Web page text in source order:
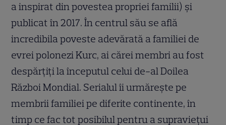
a inspirat din povestea propriei familii) și
publicat în 2017. În centrul său se află
incredibila poveste adevărată a familiei de
evrei polonezi Kurc, ai cărei membri au fost
despărțiți la începutul celui de-al Doilea
Război Mondial. Serialul îi urmărește pe
membrii familiei pe diferite continente, în
timp ce fac tot posibilul pentru a supraviețui